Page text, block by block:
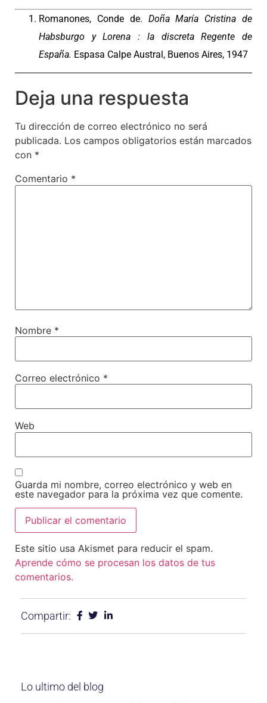
Romanones, Conde de. Doña María Cristina de
Habsburgo y Lorena : la discreta Regente de
España. Espasa Calpe Austral, Buenos Aires, 1947
Deja una respuesta
Tu dirección de correo electrónico no será
publicada. Los campos obligatorios están marcados
con *
Comentario *
Nombre *
Correo electrónico *
Web
Guarda mi nombre, correo electrónico y web en
este navegador para la próxima vez que comente.
Este sitio usa Akismet para reducir el spam.
Aprende cómo se procesan los datos de tus
comentarios.
Compartir:
Lo ultimo del blog